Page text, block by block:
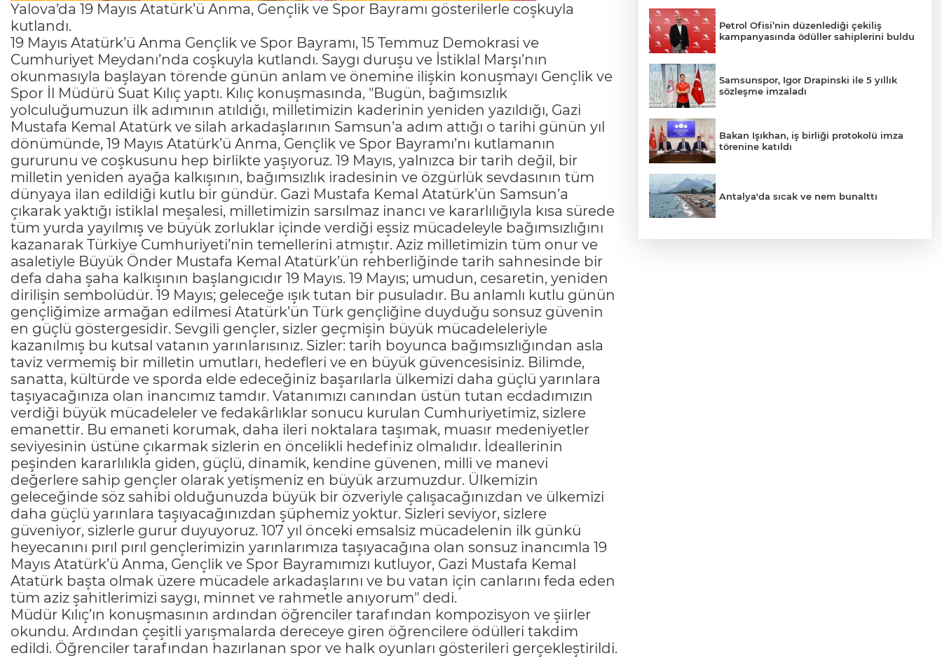
Yalova’da 19 Mayıs Atatürk’ü Anma, Gençlik ve Spor Bayramı gösterilerle coşkuyla
kutlandı.
19 Mayıs Atatürk’ü Anma Gençlik ve Spor Bayramı, 15 Temmuz Demokrasi ve
Cumhuriyet Meydanı’nda coşkuyla kutlandı. Saygı duruşu ve İstiklal Marşı’nın
okunmasıyla başlayan törende günün anlam ve önemine ilişkin konuşmayı Gençlik ve
Spor İl Müdürü Suat Kılıç yaptı. Kılıç konuşmasında, "Bugün, bağımsızlık
yolculuğumuzun ilk adımının atıldığı, milletimizin kaderinin yeniden yazıldığı, Gazi
Mustafa Kemal Atatürk ve silah arkadaşlarının Samsun’a adım attığı o tarihi günün yıl
dönümünde, 19 Mayıs Atatürk’ü Anma, Gençlik ve Spor Bayramı’nı kutlamanın
gururunu ve coşkusunu hep birlikte yaşıyoruz. 19 Mayıs, yalnızca bir tarih değil, bir
milletin yeniden ayağa kalkışının, bağımsızlık iradesinin ve özgürlük sevdasının tüm
dünyaya ilan edildiği kutlu bir gündür. Gazi Mustafa Kemal Atatürk’ün Samsun’a
çıkarak yaktığı istiklal meşalesi, milletimizin sarsılmaz inancı ve kararlılığıyla kısa sürede
tüm yurda yayılmış ve büyük zorluklar içinde verdiği eşsiz mücadeleyle bağımsızlığını
kazanarak Türkiye Cumhuriyeti’nin temellerini atmıştır. Aziz milletimizin tüm onur ve
asaletiyle Büyük Önder Mustafa Kemal Atatürk’ün rehberliğinde tarih sahnesinde bir
defa daha şaha kalkışının başlangıcıdır 19 Mayıs. 19 Mayıs; umudun, cesaretin, yeniden
dirilişin sembolüdür. 19 Mayıs; geleceğe ışık tutan bir pusuladır. Bu anlamlı kutlu günün
gençliğimize armağan edilmesi Atatürk’ün Türk gençliğine duyduğu sonsuz güvenin
en güçlü göstergesidir. Sevgili gençler, sizler geçmişin büyük mücadeleleriyle
kazanılmış bu kutsal vatanın yarınlarısınız. Sizler: tarih boyunca bağımsızlığından asla
taviz vermemiş bir milletin umutları, hedefleri ve en büyük güvencesisiniz. Bilimde,
sanatta, kültürde ve sporda elde edeceğiniz başarılarla ülkemizi daha güçlü yarınlara
taşıyacağınıza olan inancımız tamdır. Vatanımızı canından üstün tutan ecdadımızın
verdiği büyük mücadeleler ve fedakârlıklar sonucu kurulan Cumhuriyetimiz, sizlere
emanettir. Bu emaneti korumak, daha ileri noktalara taşımak, muasır medeniyetler
seviyesinin üstüne çıkarmak sizlerin en öncelikli hedefiniz olmalıdır. İdeallerinin
peşinden kararlılıkla giden, güçlü, dinamik, kendine güvenen, milli ve manevi
değerlere sahip gençler olarak yetişmeniz en büyük arzumuzdur. Ülkemizin
geleceğinde söz sahibi olduğunuzda büyük bir özveriyle çalışacağınızdan ve ülkemizi
daha güçlü yarınlara taşıyacağınızdan şüphemiz yoktur. Sizleri seviyor, sizlere
güveniyor, sizlerle gurur duyuyoruz. 107 yıl önceki emsalsiz mücadelenin ilk günkü
heyecanını pırıl pırıl gençlerimizin yarınlarımıza taşıyacağına olan sonsuz inancımla 19
Mayıs Atatürk’ü Anma, Gençlik ve Spor Bayramımızı kutluyor, Gazi Mustafa Kemal
Atatürk başta olmak üzere mücadele arkadaşlarını ve bu vatan için canlarını feda eden
tüm aziz şahitlerimizi saygı, minnet ve rahmetle anıyorum" dedi.
Müdür Kılıç’ın konuşmasının ardından öğrenciler tarafından kompozisyon ve şiirler
okundu. Ardından çeşitli yarışmalarda dereceye giren öğrencilere ödülleri takdim
edildi. Öğrenciler tarafından hazırlanan spor ve halk oyunları gösterileri gerçekleştirildi.
Petrol Ofisi’nin düzenlediği çekiliş
kampanyasında ödüller sahiplerini buldu
Samsunspor, Igor Drapinski ile 5 yıllık
sözleşme imzaladı
Bakan Işıkhan, iş birliği protokolü imza
törenine katıldı
Antalya'da sıcak ve nem bunalttı